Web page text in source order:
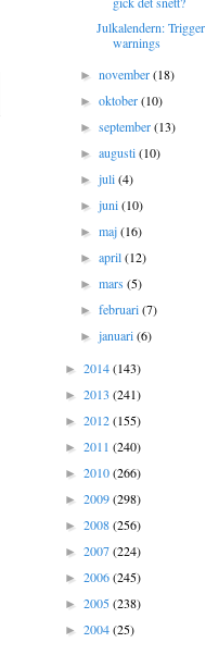
Julkalendern: Trigger
warnings
►november(18)
►oktober(10)
►september(13)
►augusti(10)
►juli(4)
►juni(10)
►maj(16)
►april(12)
►mars(5)
►februari(7)
►januari(6)
► 2014(143)
► 2013 (241)
► 2012(155)
► 2011 (240)
► 2010(266)
► 2009(298)
► 2008(256)
► 2007(224)
► 2006(245)
► 2005(238)
► 2004(25)